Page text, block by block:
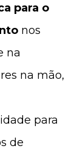
para o
nos
na
na mão,
para
de